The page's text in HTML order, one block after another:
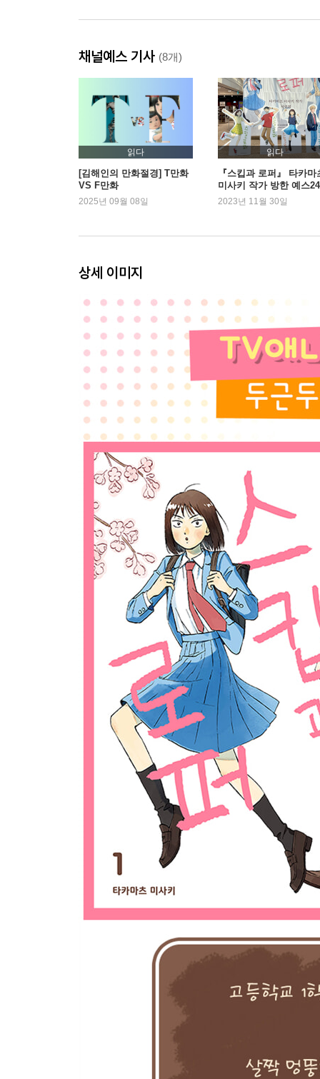
채널예스 기사 (8개)
읽다
[김해인의 만화절경] T만화
VS F만화
2025년 09월 08일
읽다
『스킵과 로퍼』 타카마
미사키 작가 방한 예스
독 사인회 개최
2023년 11월 30일
상세 이미지